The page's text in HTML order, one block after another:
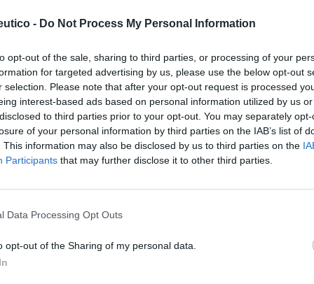
- Do Not Process My Personal Information
opt-out of the sale, sharing to third parties, or processing of your
for targeted advertising by us, please use the below opt-out
selection. Please note that after your opt-out request is processed
interest-based ads based on personal information utilized by us
to third parties prior to your opt-out. You may separately
of your personal information by third parties on the IAB’s list of
This information may also be disclosed by us to third parties on the
Participants that may further disclose it to other third parties.
Data Processing Opt Outs
opt-out of the Sharing of my personal data.
un plan de atención integral al paciente
y coordinen las actividades de atención
la calidad del servicio prestado al
de una farmacia asistencial. Por otra
la formación continuada por su implicación
farmacéuticos. En otro de los grupos
de las especialidades farmacéuticas en
virtual, la Mesa de la Profesión
rechazo a determinados «ataques a
su voluntad de impulsar la
sanitarios.
La